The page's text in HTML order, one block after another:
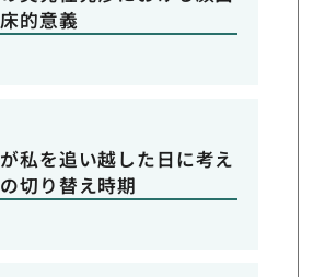
的意義
私を追い越した日に考え
切り替え時期